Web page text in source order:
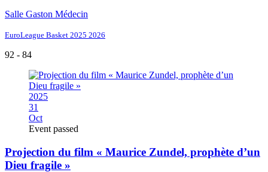
Salle Gaston Médecin
EuroLeague Basket 2025 2026
92 - 84
2025
31
Oct
Event passed
Projection du film « Maurice Zundel, prophète d’un
Dieu fragile »